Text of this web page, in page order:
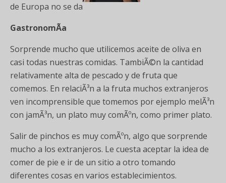
de Europa no se da
GastronomÃ­a
Sorprende mucho que utilicemos aceite de oliva en
casi todas nuestras comidas. TambiÃ©n la cantidad
relativamente alta de pescado y de fruta que
comemos. En relaciÃ³n a la fruta muchos extranjeros
ven incomprensible que tomemos por ejemplo melÃ³n
con jamÃ³n, un plato muy comÃºn, como primer plato.
Salir de pinchos es muy comÃºn, algo que sorprende
mucho a los extranjeros. Le cuesta aceptar la idea de
comer de pie e ir de un sitio a otro tomando
diferentes cosas en varios establecimientos.